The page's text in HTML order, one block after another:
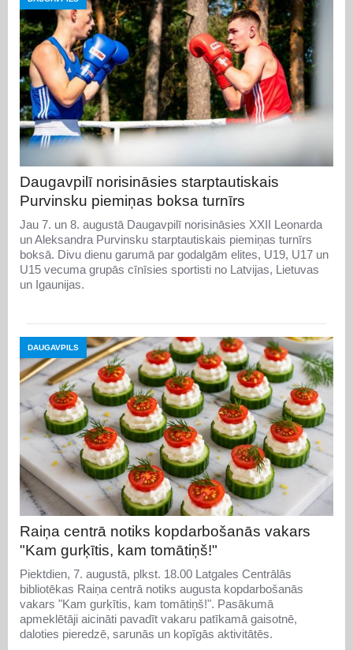
Daugavpilī norisināsies starptautiskais
Purvinsku piemiņas boksa turnīrs
Jau 7. un 8. augustā Daugavpilī norisināsies XXII Leonarda
un Aleksandra Purvinsku starptautiskais piemiņas turnīrs
boksā. Divu dienu garumā par godalgām elites, U19, U17 un
U15 vecuma grupās cīnīsies sportisti no Latvijas, Lietuvas
un Igaunijas.
DAUGAVPILS
Raiņa centrā notiks kopdarbošanās vakars
"Kam gurķītis, kam tomātiņš!"
Piektdien, 7. augustā, plkst. 18.00 Latgales Centrālās
bibliotēkas Raiņa centrā notiks augusta kopdarbošanās
vakars "Kam gurķītis, kam tomātiņš!". Pasākumā
apmeklētāji aicināti pavadīt vakaru patīkamā gaisotnē,
daloties pieredzē, sarunās un kopīgās aktivitātēs.